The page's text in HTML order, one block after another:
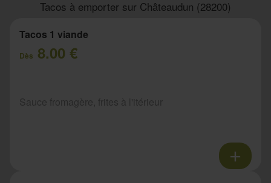
Tacos à emporter sur Châteaudun (28200)
Tacos 1 viande
Dès 8.00 €